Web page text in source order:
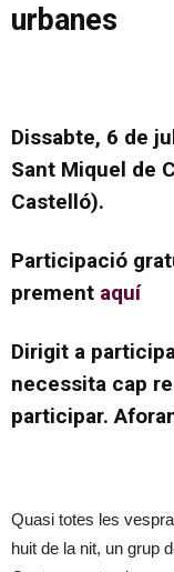
urbanes
Dissabte, 6 de
Sant Miquel de
Castelló).
Participació
prement aquí
Dirigit a
necessita cap
participar.
Quasi totes les
huit de la nit, un grup